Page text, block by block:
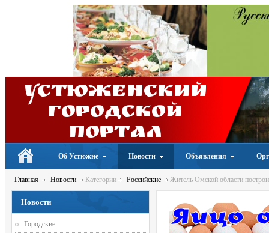
Устюженский
Городской
портал
Об Устюжне Новости Объявления
Главная Новости Категории Российские Житель Омской области
Новости
Городские